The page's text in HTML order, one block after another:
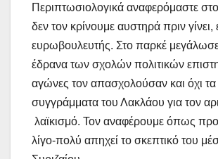
Περιπτωσιολογικά αναφερόμαστε
δεν τον κρίνουμε αυστηρά πριν γίνει,
ευρωβουλευτής. Στο παρκέ μεγάλωσε
έδρανα των σχολών πολιτικών
αγώνες τον απασχολούσαν και όχι τα
συγγράμματα του Λακλάου για τον
λαϊκισμό. Τον αναφέρουμε όπως
λίγο-πολύ απηχεί το σκεπτικό του